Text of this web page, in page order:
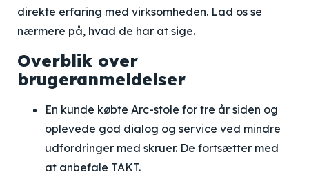
direkte erfaring med virksomheden. Lad os se
nærmere på, hvad de har at sige.
Overblik over
brugeranmeldelser
En kunde købte Arc-stole for tre år siden og
oplevede god dialog og service ved mindre
udfordringer med skruer. De fortsætter med
at anbefale TAKT.